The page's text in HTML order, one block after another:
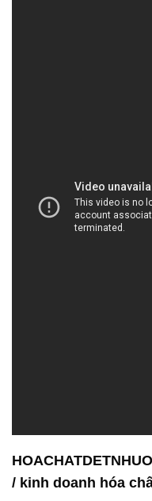
/ kinh doanh hóa